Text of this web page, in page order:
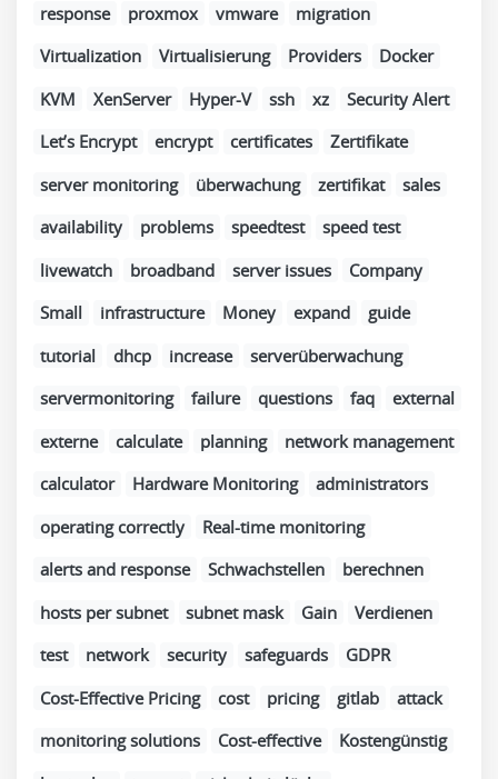
response
proxmox vmware
migration
Virtualization
Virtualisierung Providers
Docker
KVM
XenServer Hyper-V ssh xz
Security Alert
Let’s Encrypt
encrypt certificates
Zertifikate
server monitoring
überwachung zertifikat
sales
availability
problems speedtest
speed test
livewatch
broadband server issues
Company
Small
infrastructure Money expand
guide
tutorial
dhcp increase
serverüberwachung
servermonitoring
failure questions faq
external
externe
calculate planning
network management
calculator
Hardware Monitoring
administrators
operating correctly
Real-time monitoring
alerts and response
Schwachstellen
berechnen
hosts per subnet
subnet mask Gain
Verdienen
test
network security safeguards
GDPR
Cost-Effective Pricing
cost pricing gitlab
attack
monitoring solutions
Cost-effective
Kostengünstig